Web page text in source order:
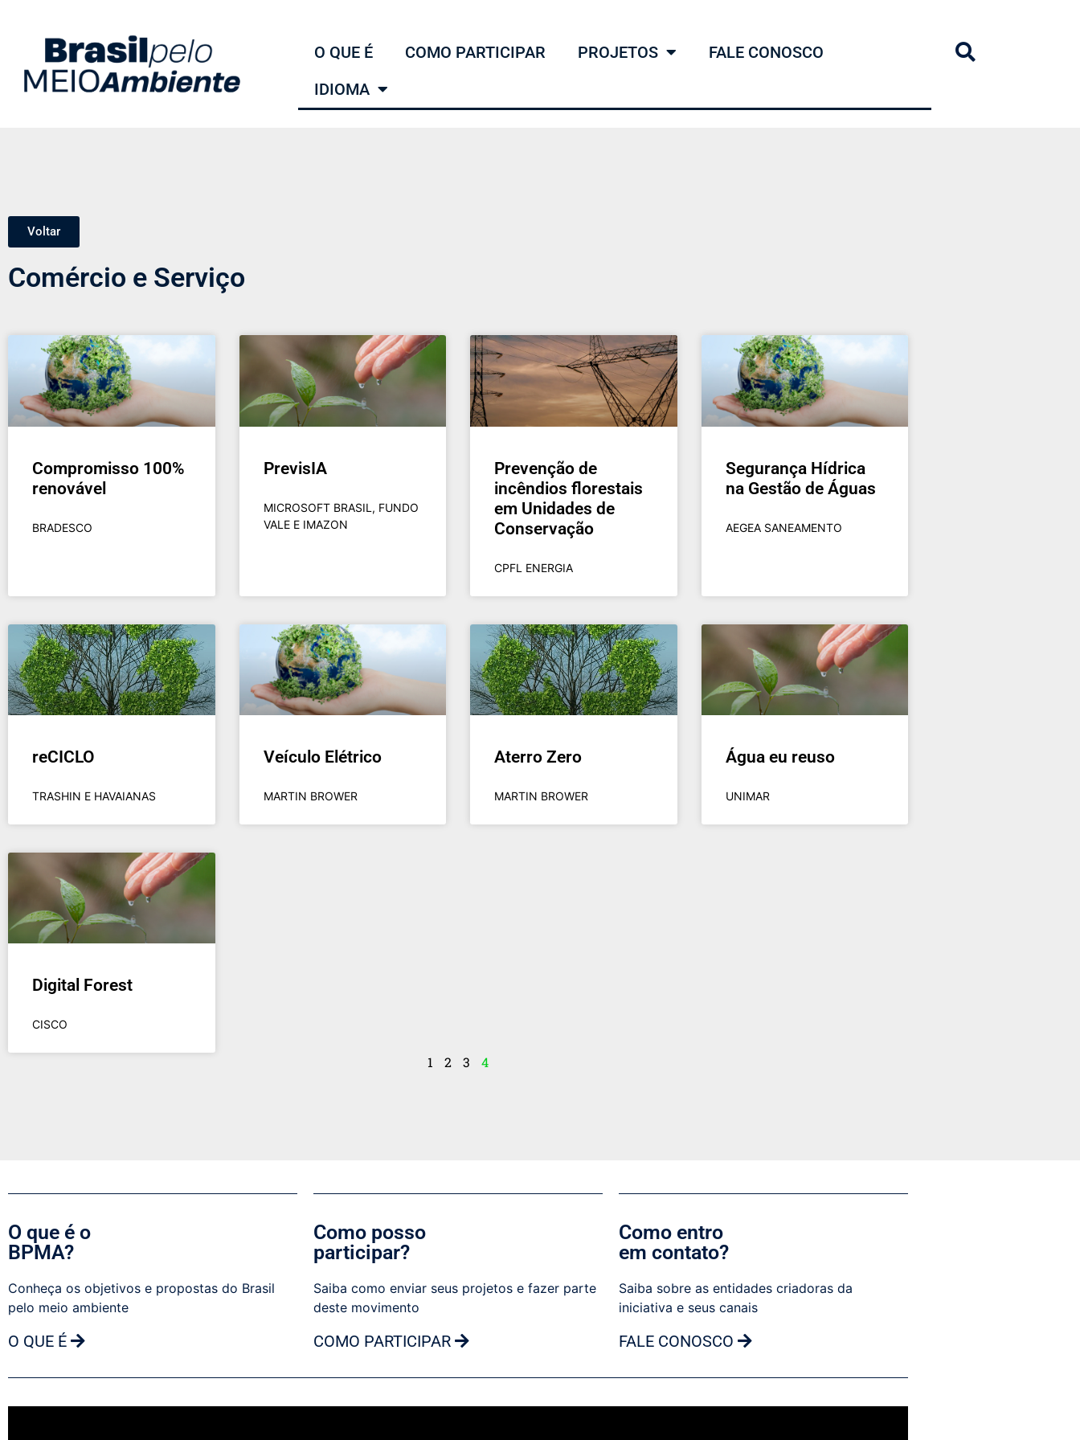
O QUE É COMO PARTICIPAR PROJETOS
FALE CONOSCO
IDIOMA
Voltar
Comércio e Serviço
Compromisso 100%
renovável
BRADESCO
PrevisIA
MICROSOFT BRASIL, FUNDO
VALE E IMAZON​
Prevenção de
incêndios florestais
em Unidades de
Conservação
CPFL ENERGIA​
Segurança Hídrica
na Gestão de Águas
AEGEA SANEAMENTO​
reCICLO
TRASHIN E HAVAIANAS​
Veículo Elétrico
MARTIN BROWER​
Aterro Zero
MARTIN BROWER​
Água eu reuso
UNIMAR
Digital Forest
CISCO
1 2 3 4
O que é o
BPMA?
Conheça os objetivos e propostas do Brasil
pelo meio ambiente
O QUE É
Como posso
participar?
Saiba como enviar seus projetos e fazer parte
deste movimento
COMO PARTICIPAR
Como entro
em contato?
Saiba sobre as entidades criadoras da
iniciativa e seus canais
FALE CONOSCO